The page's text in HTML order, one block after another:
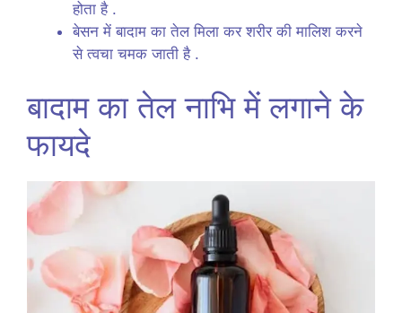
होता है .
बेसन में बादाम का तेल मिला कर शरीर की मालिश करने
से त्वचा चमक जाती है .
बादाम का तेल नाभि में लगाने के
फायदे